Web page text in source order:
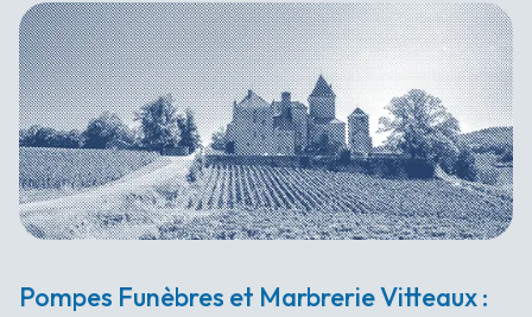
Pompes Funèbres et Marbrerie Vitteaux :